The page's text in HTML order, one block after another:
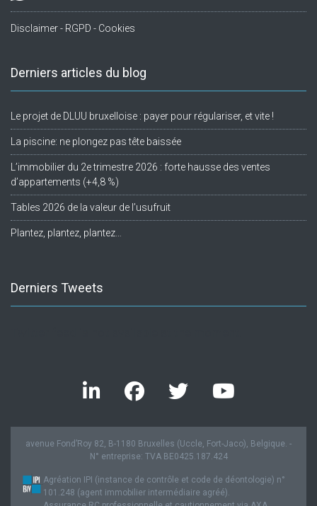
Disclaimer - RGPD - Cookies
Derniers articles du blog
Le projet de DLUU bruxelloise : payer pour régulariser, et vite !
La piscine: ne plongez pas tête baissée
L’immobilier du 2e trimestre 2026 : forte hausse des ventes
d’appartements (+4,8 %)
Tables 2026 de la valeur de l’usufruit
Plantez, plantez, plantez…
Derniers Tweets
avenue Fond’Roy 82, B-1180 Bruxelles (Uccle, Fort-Jaco), Belgique. -
N° entreprise: TVA BE0425.187.424
Agréation IPI (instance de contrôle et code de déontologie) n°
101.248 (agent immobilier intermédiaire agréé).